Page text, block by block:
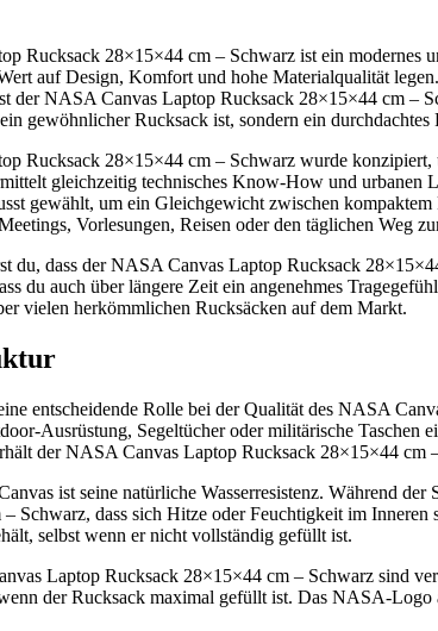
Rucksack 28×15×44 cm – Schwarz ist ein modernes
auf Design, Komfort und hohe Materialqualität
der NASA Canvas Laptop Rucksack 28×15×44 cm –
gewöhnlicher Rucksack ist, sondern ein
Rucksack 28×15×44 cm – Schwarz wurde
gleichzeitig technisches Know-How und urbanen
gewählt, um ein Gleichgewicht zwischen
Vorlesungen, Reisen oder den täglichen Weg
du, dass der NASA Canvas Laptop Rucksack
du auch über längere Zeit ein angenehmes
vielen herkömmlichen Rucksäcken auf dem Markt.
entscheidende Rolle bei der Qualität des NASA
Ausrüstung, Segeltücher oder militärische Taschen
der NASA Canvas Laptop Rucksack 28×15×44 cm
ist seine natürliche Wasserresistenz. Während
Schwarz, dass sich Hitze oder Feuchtigkeit im
selbst wenn er nicht vollständig gefüllt ist.
Laptop Rucksack 28×15×44 cm – Schwarz sind
der Rucksack maximal gefüllt ist. Das NASA-Logo